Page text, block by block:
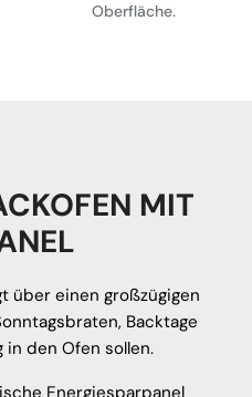
Oberfläche.
MIT
über einen großzügigen
Backtage
den Ofen sollen.